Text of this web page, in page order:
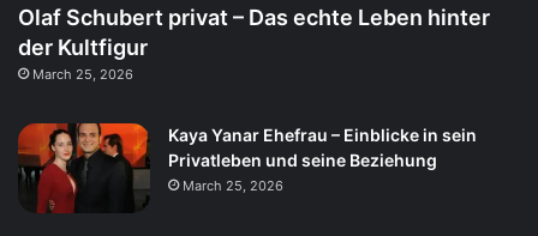
Olaf Schubert privat – Das echte Leben hinter
der Kultfigur
March 25, 2026
Kaya Yanar Ehefrau – Einblicke in sein
Privatleben und seine Beziehung
March 25, 2026